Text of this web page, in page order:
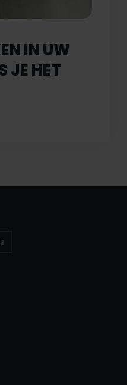
IN UW
JE HET